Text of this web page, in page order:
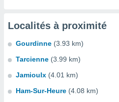
Localités à proximité
Gourdinne (3.93 km)
Tarcienne (3.99 km)
Jamioulx (4.01 km)
Ham-Sur-Heure (4.08 km)